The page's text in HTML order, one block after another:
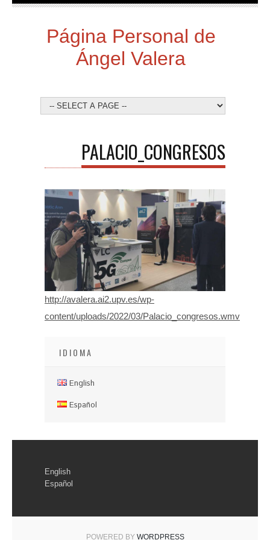
Página Personal de
Ángel Valera
PALACIO_CONGRESOS
http://avalera.ai2.upv.es/wp-
content/uploads/2022/03/Palacio_congresos.wmv
IDIOMA
English
Español
English
Español
POWERED BY WORDPRESS